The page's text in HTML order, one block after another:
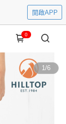
開啟APP
0
1/6